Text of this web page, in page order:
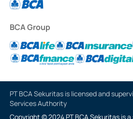
BCA Group
PT BCA Sekuritas is licensed and
Services Authority
Copyright © 2024 PT BCA Sekuritas is a